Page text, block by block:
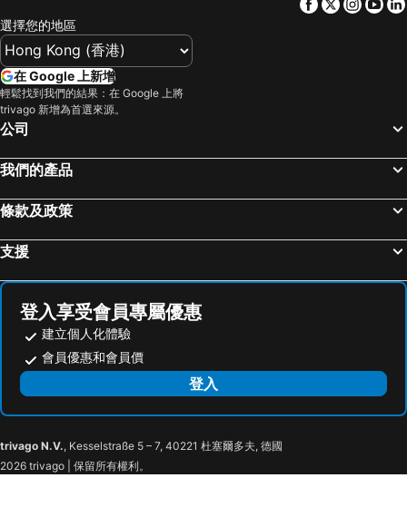
選擇您的地區
在 Google 上新增
輕鬆找到我們的結果：在 Google 上將
trivago 新增為首選來源。
公司
我們的產品
條款及政策
支援
登入享受會員專屬優惠
建立個人化體驗
會員優惠和會員價
登入
trivago N.V., Kesselstraße 5 – 7, 40221 杜塞爾多夫, 德國
2026 trivago | 保留所有權利。